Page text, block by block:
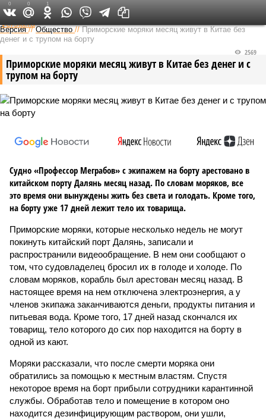
Федеральный выпуск
Версия //Общество //Приморские моряки месяц живут в Китае без
денег и с трупом на борту
Приморские моряки месяц живут в Китае без денег и с
трупом на борту
2569
Судно «Профессор Меграбов» с экипажем на борту арестовано в
китайском порту Далянь месяц назад. По словам моряков, все
это время они вынуждены жить без света и голодать. Кроме того,
на борту уже 17 дней лежит тело их товарища.
Приморские моряки, которые несколько недель не могут
покинуть китайский порт Далянь, записали и
распространили видеообращение. В нем они сообщают о
том, что судовладелец бросил их в голоде и холоде. По
словам моряков, корабль был арестован месяц назад. В
настоящее время на нем отключена электроэнергия, а у
членов экипажа заканчиваются деньги, продукты питания и
питьевая вода. Кроме того, 17 дней назад скончался их
товарищ, тело которого до сих пор находится на борту в
одной из кают.
Моряки рассказали, что после смерти моряка они
обратились за помощью к местным властям. Спустя
некоторое время на борт прибыли сотрудники карантинной
службы. Обработав тело и помещение в котором оно
находится дезинфицирующим раствором, они ушли,
0 0 1